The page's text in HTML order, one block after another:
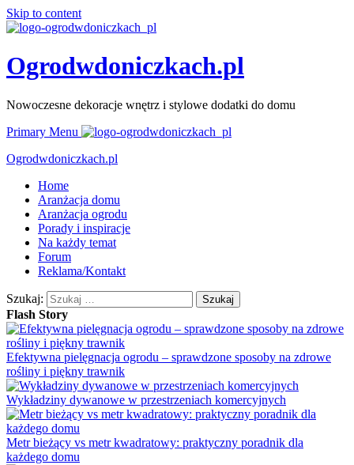
Skip to content
Ogrodwdoniczkach.pl
Nowoczesne dekoracje wnętrz i stylowe dodatki do domu
Primary Menu
Ogrodwdoniczkach.pl
Home
Aranżacja domu
Aranżacja ogrodu
Porady i inspiracje
Na każdy temat
Forum
Reklama/Kontakt
Szukaj:
Flash Story
Efektywna pielęgnacja ogrodu – sprawdzone sposoby na zdrowe
rośliny i piękny trawnik
Wykładziny dywanowe w przestrzeniach komercyjnych
Metr bieżący vs metr kwadratowy: praktyczny poradnik dla
każdego domu